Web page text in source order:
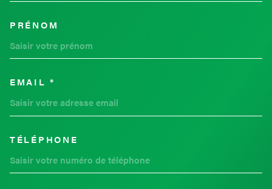
PRÉNOM
EMAIL *
TÉLÉPHONE